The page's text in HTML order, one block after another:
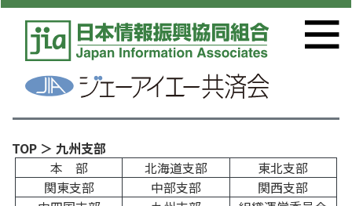
TOP ＞ 九州支部
本 部
北海道支部
東北支部
関東支部
中部支部
関西支部